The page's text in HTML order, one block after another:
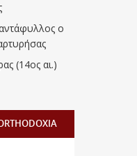
ο
(14ος αι.)